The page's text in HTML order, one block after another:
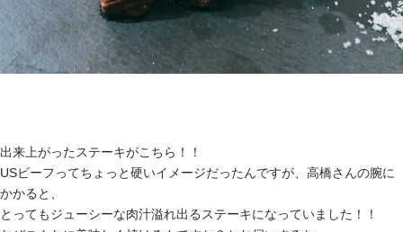
出来上がったステーキがこちら！！
USビーフってちょっと硬いイメージだったんですが、高橋さんの腕に
かかると、
とってもジューシーな肉汁溢れ出るステーキになっていました！！